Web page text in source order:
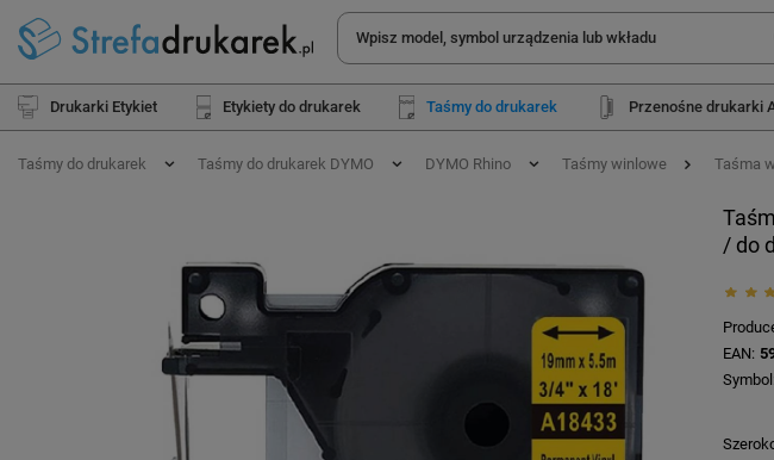
Drukarki Etykiet Etykiety do drukarek Taśmy do drukarek Przenośne drukarki
Taśmy do drukarek Taśmy do drukarek DYMO DYMO Rhino Taśmy winlowe Taśma
/ do
EAN
Symbol